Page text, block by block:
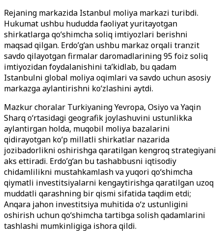
Rejaning markazida Istanbul moliya markazi turibdi.
Hukumat ushbu hududda faoliyat yuritayotgan
shirkatlarga qo‘shimcha soliq imtiyozlari berishni
maqsad qilgan. Erdo’g‘an ushbu markaz orqali tranzit
savdo qilayotgan firmalar daromadlarining 95 foiz soliq
imtiyozidan foydalanishini ta’kidlab, bu qadam
Istanbulni global moliya oqimlari va savdo uchun asosiy
markazga aylantirishni ko‘zlashini aytdi.
Mazkur choralar Turkiyaning Yevropa, Osiyo va Yaqin
Sharq o‘rtasidagi geografik joylashuvini ustunlikka
aylantirgan holda, muqobil moliya bazalarini
qidirayotgan ko‘p millatli shirkatlar nazarida
jozibadorlikni oshirishga qaratilgan kengroq strategiyani
aks ettiradi. Erdo’g‘an bu tashabbusni iqtisodiy
chidamlilikni mustahkamlash va yuqori qo‘shimcha
qiymatli investitsiyalarni kengaytirishga qaratilgan uzoq
muddatli qarashning bir qismi sifatida taqdim etdi;
Anqara jahon investitsiya muhitida o‘z ustunligini
oshirish uchun qo‘shimcha tartibga solish qadamlarini
tashlashi mumkinligiga ishora qildi.